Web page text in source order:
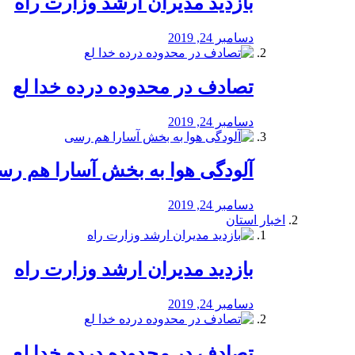
دسامبر 24, 2019
تصادف در محدوده درده خدا لع
دسامبر 24, 2019
آلودگی هوا به بخش آسارا هم
دسامبر 24, 2019
اخبار استان
بازدید مدیران ارشد وزارت راه
دسامبر 24, 2019